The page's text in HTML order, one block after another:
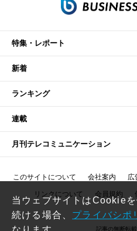
特集・レポート
新着
ランキング
連載
月刊テレコミュニケーション
このサイトについて 会社案内 広
リンクについて 会員規約
記事の無断転
当ウェブサイトはCookie
続ける場合、 プライバシポ